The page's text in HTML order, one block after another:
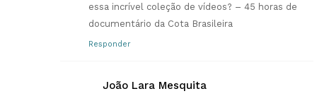
essa incrível coleção de vídeos? – 45 horas de
documentário da Cota Brasileira
Responder
João Lara Mesquita